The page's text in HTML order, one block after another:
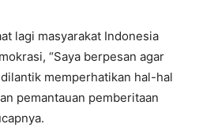
lagi masyarakat Indonesia
“Saya berpesan agar
memperhatikan hal-hal
pemantauan pemberitaan